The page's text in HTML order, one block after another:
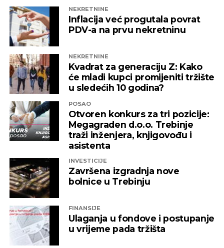
izložena nezabilježenoj diskriminaciji”
saopšteno je iz “Invictusa”.
Kažu i da su sada izloženi potezima koji nemaju bilo
kakve veze sa normalnim poslovanjem i
poštovanjem zakonskih normi, a da ih relevantne
institucije kao savjesnog poslovnog subjekta nisu u
stanju zaštiti, zbog čega moraju priznati da je teško
pronaći adekvatniji odgovor koji ne bi uključivao
ozbiljnije rezove u samoj kompaniji.
Podsjetimo, 18. juna ove godine američka
uvela je sankcije nizu kompanija koje “čine mrežu
podrške predsjedniku Republike Srpske Miloradu
Dodiku”, a “Infinity International” se našao među
njima, skupa sa firmama “Infinity Media”, “Prointer
ITSS”, “Sirius 2010”, “Kaldera”, “K-2 Audio” u čijem je
vlasništvu Alternativna televizija, “Una World” u
čijem je vlasništvu bila “Una TV”.
NEKRETNINE
Inflacija već progutala povrat
PDV-a na prvu nekretninu
NEKRETNINE
Kvadrat za generaciju Z: Kako
će mladi kupci promijeniti tržište
u sledećih 10 godina?
POSAO
Otvoren konkurs za tri pozicije:
Megagraden d.o.o. Trebinje
traži inženjera, knjigovođu i
asistenta
INVESTICIJE
Završena izgradnja nove
bolnice u Trebinju
FINANSIJE
Ulaganja u fondove i postupanje
u vrijeme pada tržišta